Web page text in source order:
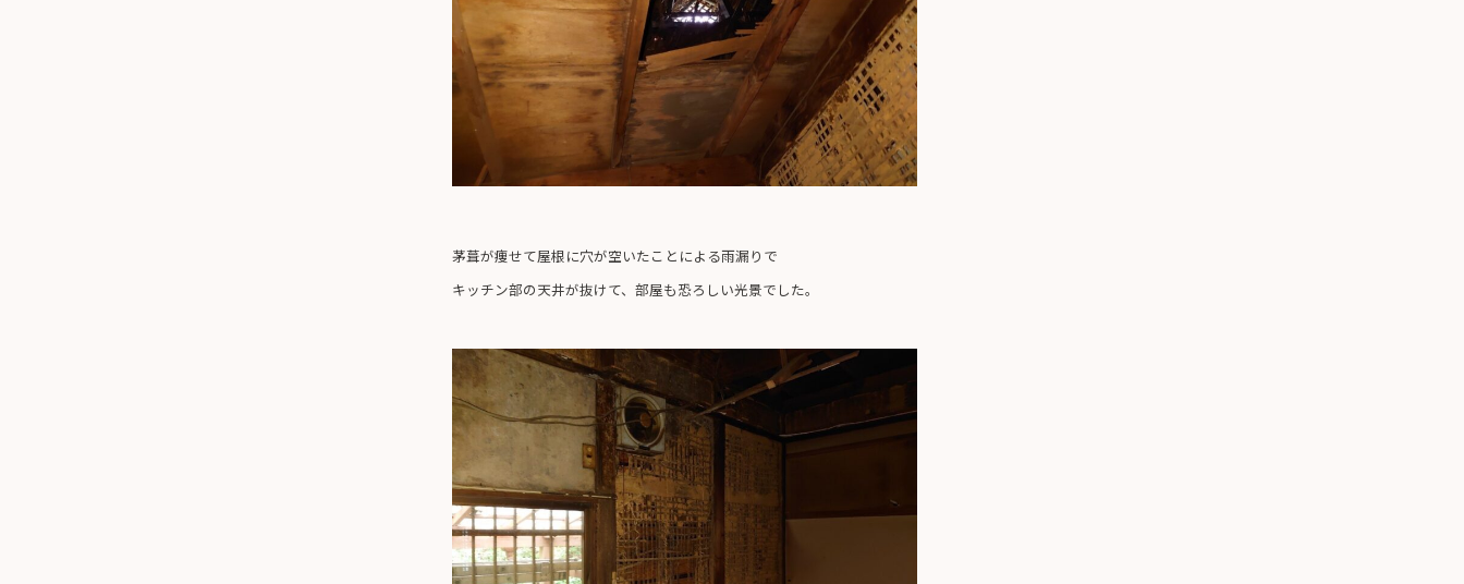
茅葺が痩せて屋根に穴が空いたことによる雨漏りで
キッチン部の天井が抜けて、部屋も恐ろしい光景でした。